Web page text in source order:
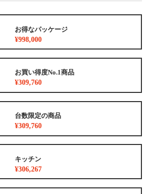
お得なパッケージ
¥998,000
お買い得度No.1商品
¥309,760
台数限定の商品
¥309,760
キッチン
¥306,267